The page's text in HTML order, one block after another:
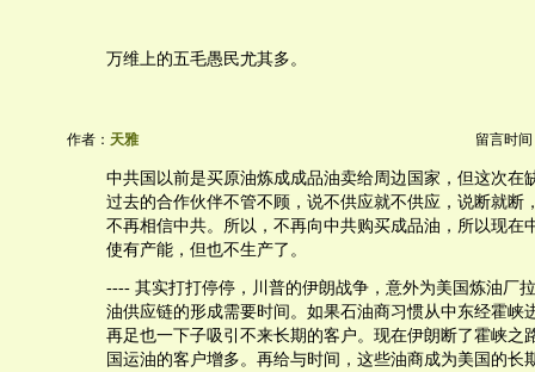
万维上的五毛愚民尤其多。
作者： 天雅 留言时间
中共国以前是买原油炼成成品油卖给周边国家，但这次在
过去的合作伙伴不管不顾，说不供应就不供应，说断就断
不再相信中共。所以，不再向中共购买成品油，所以现在
使有产能，但也不生产了。
---- 其实打打停停，川普的伊朗战争，意外为美国炼油厂
油供应链的形成需要时间。如果石油商习惯从中东经霍峡
再足也一下子吸引不来长期的客户。现在伊朗断了霍峡之
国运油的客户增多。再给与时间，这些油商成为美国的长